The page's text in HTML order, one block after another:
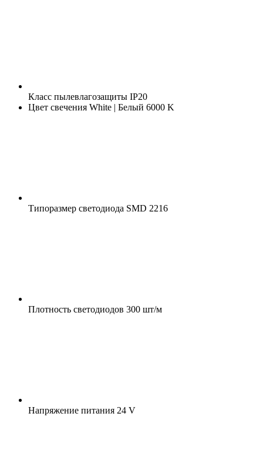
Класс пылевлагозащиты IP20
Цвет свечения White | Белый 6000 K
Типоразмер светодиода SMD 2216
Плотность светодиодов 300 шт/м
Напряжение питания 24 V